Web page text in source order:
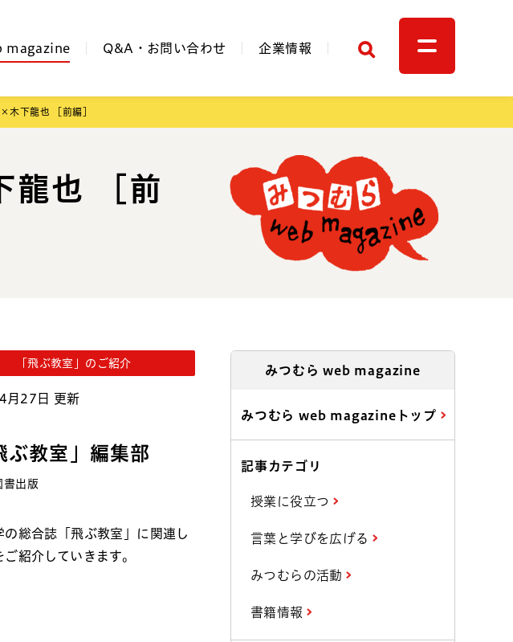
magazine Q&A・お問い合わせ 企業情報 検索
木下龍也 ［前編］
龍也 ［前
「飛ぶ教室」のご紹介
月27日 更新
ぶ教室」編集部
書出版
の総合誌「飛ぶ教室」に関連し
ご紹介していきます。
みつむら web magazine
みつむら web magazineトップ
記事カテゴリ
授業に役立つ
言葉と学びを広げる
みつむらの活動
書籍情報